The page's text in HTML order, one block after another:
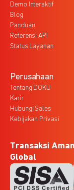
Demo Interaktif
Blog
Panduan
Referensi API
Status Layanan
Perusahaan
Tentang DOKU
Karir
Hubungi Sales
Kebijakan Privasi
Transaksi
Global